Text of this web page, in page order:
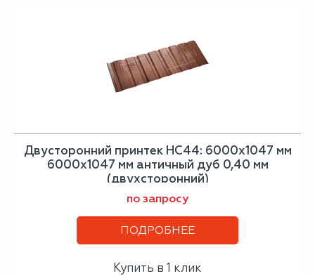
Двусторонний принтек НС44: 6000x1047 мм
6000x1047 мм античный дуб 0,40 мм
(двухсторонний)
по запросу
ПОДРОБНЕЕ
Купить в 1 клик